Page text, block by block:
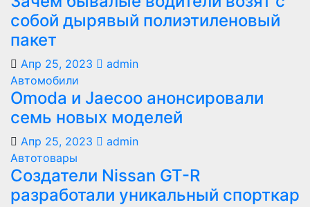
собой дырявый полиэтиленовый
пакет
Апр 25, 2023
admin
Автомобили
Оmoda и Jaecoo анонсировали
семь новых моделей
Апр 25, 2023
admin
Автотовары
Создатели Nissan GT-R
разработали уникальный спорткар